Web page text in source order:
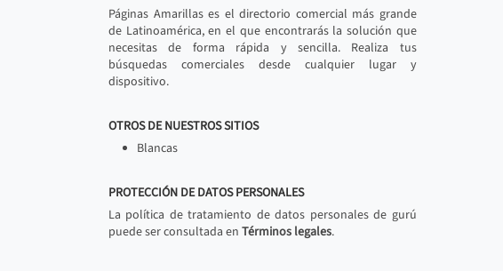
Páginas Amarillas es el directorio comercial más grande
de Latinoamérica, en el que encontrarás la solución que
necesitas de forma rápida y sencilla. Realiza tus
búsquedas comerciales desde cualquier lugar y
dispositivo.
OTROS DE NUESTROS SITIOS
Blancas
PROTECCIÓN DE DATOS PERSONALES
La política de tratamiento de datos personales de gurú
puede ser consultada en Términos legales.